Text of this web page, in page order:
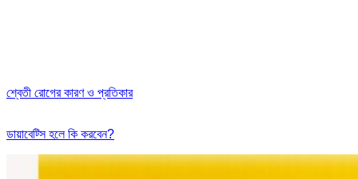
শ্বেতী রোগের কারণ ও প্রতিকার
ডায়াবেট্সি হলে কি করবেন?